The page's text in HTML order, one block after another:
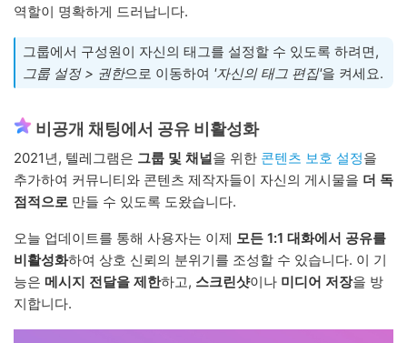
역할이 명확하게 드러납니다.
그룹에서 구성원이 자신의 태그를 설정할 수 있도록 하려면,
그룹 설정 > 권한으로 이동하여 '자신의 태그 편집'을 켜세요.
비공개 채팅에서 공유 비활성화
2021년, 텔레그램은 그룹 및 채널을 위한 콘텐츠 보호 설정을
추가하여 커뮤니티와 콘텐츠 제작자들이 자신의 게시물을 더 독
점적으로 만들 수 있도록 도왔습니다.
오늘 업데이트를 통해 사용자는 이제 모든 1:1 대화에서 공유를
비활성화하여 상호 신뢰의 분위기를 조성할 수 있습니다. 이 기
능은 메시지 전달을 제한하고, 스크린샷이나 미디어 저장을 방
지합니다.